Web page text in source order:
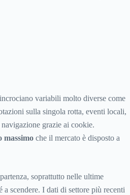
variabili molto diverse come
sulla singola rotta, eventi locali,
grazie ai cookie.
massimoche il mercato è disposto a
soprattutto nelle ultime
scendere. I dati di settore più recenti